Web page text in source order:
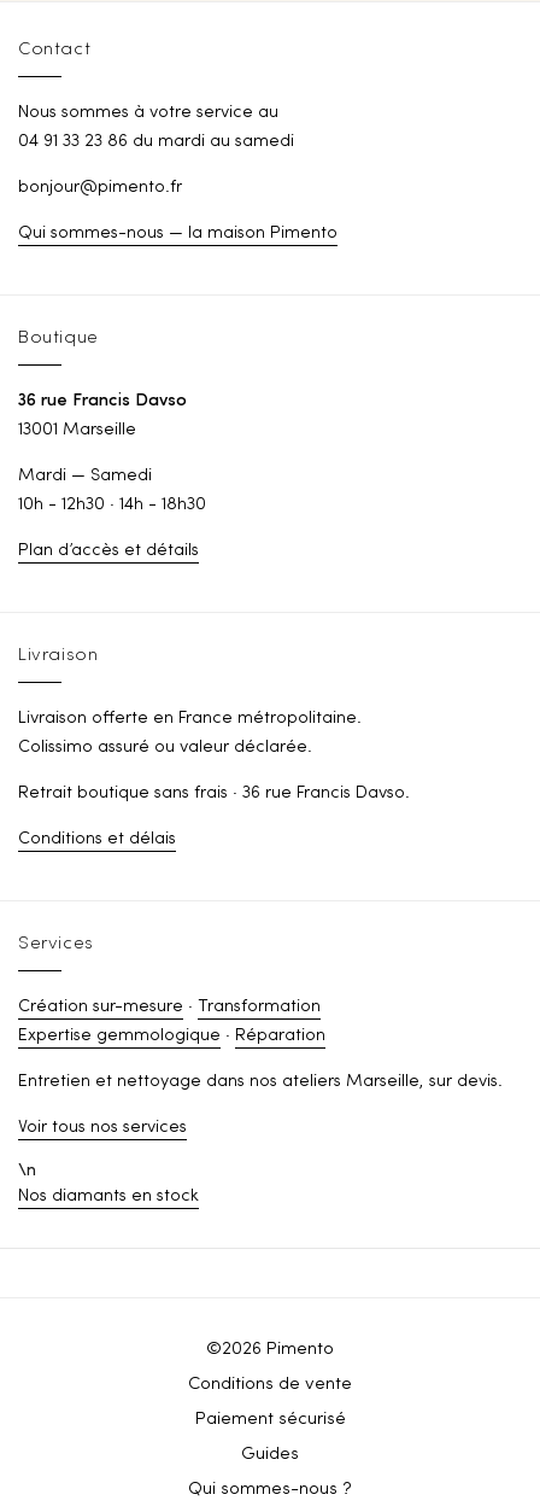
Contact
Nous sommes à votre service au
04 91 33 23 86 du mardi au samedi
bonjour@pimento.fr
Qui sommes-nous — la maison Pimento
Boutique
36 rue Francis Davso
13001 Marseille
Mardi — Samedi
10h - 12h30 · 14h - 18h30
Plan d’accès et détails
Livraison
Livraison offerte en France métropolitaine.
Colissimo assuré ou valeur déclarée.
Retrait boutique sans frais · 36 rue Francis Davso.
Conditions et délais
Services
Création sur-mesure · Transformation
Expertise gemmologique · Réparation
Entretien et nettoyage dans nos ateliers Marseille, sur devis.
Voir tous nos services
\n
Nos diamants en stock
©2026 Pimento
Conditions de vente
Paiement sécurisé
Guides
Qui sommes-nous ?